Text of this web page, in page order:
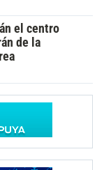
el centro
de la